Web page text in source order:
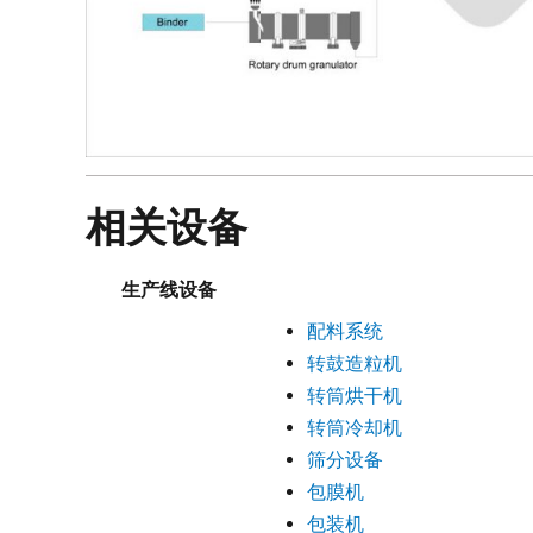
相关设备
生产线设备
配料系统
转鼓造粒机
转筒烘干机
转筒冷却机
筛分设备
包膜机
包装机